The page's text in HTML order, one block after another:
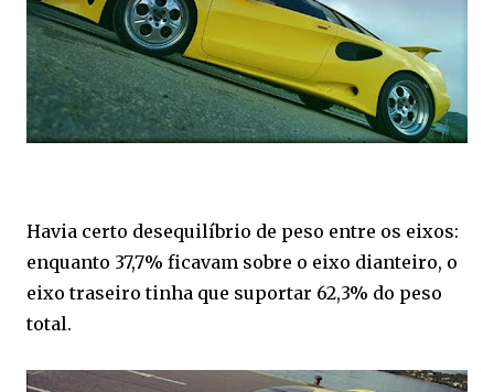
Havia certo desequilíbrio de peso entre os eixos:
enquanto 37,7% ficavam sobre o eixo dianteiro, o
eixo traseiro tinha que suportar 62,3% do peso
total.